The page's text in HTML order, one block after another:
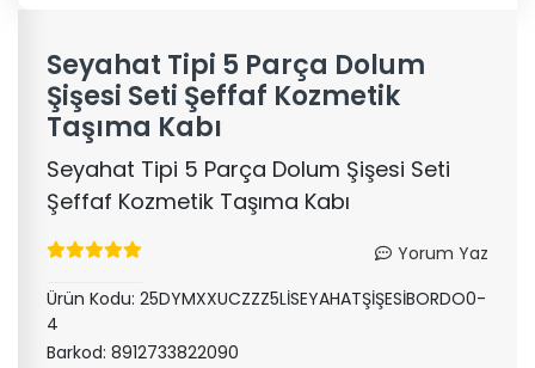
Seyahat Tipi 5 Parça Dolum
Şişesi Seti Şeffaf Kozmetik
Taşıma Kabı
Seyahat Tipi 5 Parça Dolum Şişesi Seti
Şeffaf Kozmetik Taşıma Kabı
Yorum Yaz
Ürün Kodu: 25DYMXXUCZZZ5LİSEYAHATŞİŞESİBORDO0-
4
Barkod: 8912733822090